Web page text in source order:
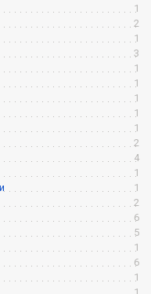
1
2
1
3
1
1
1
1
1
2
4
1
1
2
6
5
1
6
1